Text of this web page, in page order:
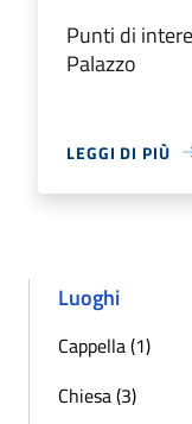
Punti di
Palazzo
LEGGI DI PIÙ
Luoghi
Cappella (1)
Chiesa (3)